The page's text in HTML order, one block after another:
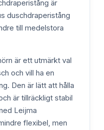
är
duschdraperistång
till medelstora
är ett utmärkt val
och vill ha en
Den är lätt att hålla
är tillräckligt stabil
Leijma
flexibel, men